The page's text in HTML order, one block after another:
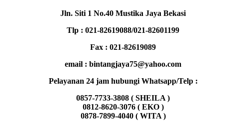
Jln. Siti 1 No.40 Mustika Jaya Bekasi
Tlp : 021-82619088/021-82601199
Fax : 021-82619089
email : bintangjaya75@yahoo.com
Pelayanan 24 jam hubungi Whatsapp/Telp :
0857-7733-3808 ( SHEILA )
0812-8620-3076 ( EKO )
0878-7899-4040 ( WITA )